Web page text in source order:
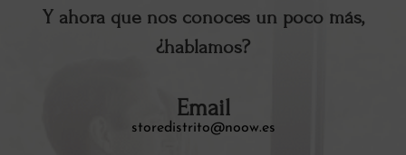
Y ahora que nos conoces un poco más,
¿hablamos?
Email
storedistrito@noow.es